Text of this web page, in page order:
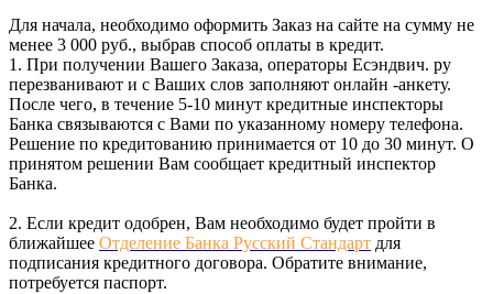
Для начала, необходимо оформить Заказ на сайте на сумму не
менее 3 000 руб., выбрав способ оплаты в кредит.
1. При получении Вашего Заказа, операторы Есэндвич. ру
перезванивают и с Ваших слов заполняют онлайн -анкету.
После чего, в течение 5-10 минут кредитные инспекторы
Банка связываются с Вами по указанному номеру телефона.
Решение по кредитованию принимается от 10 до 30 минут. О
принятом решении Вам сообщает кредитный инспектор
Банка.
2. Если кредит одобрен, Вам необходимо будет пройти в
ближайшее Отделение Банка Русский Стандарт для
подписания кредитного договора. Обратите внимание,
потребуется паспорт.